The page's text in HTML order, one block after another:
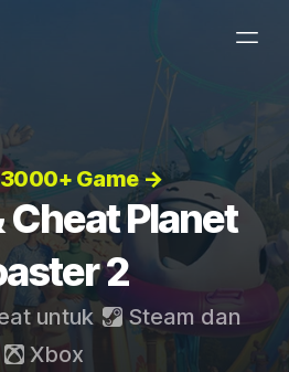
Game →
Cheat Planet
2
untuk Steam dan
Xbox